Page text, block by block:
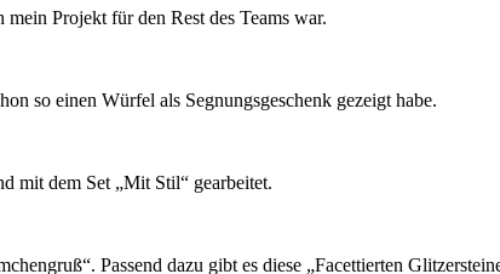
Projekt für den Rest des Teams war.
so einen Würfel als Segnungsgeschenk gezeigt habe.
mit dem Set „Mit Stil“ gearbeitet.
Passend dazu gibt es diese „Facettierten